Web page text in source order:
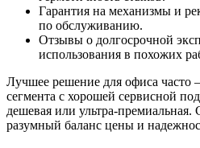
Гарантия на механизмы и
по обслуживанию.
Отзывы о долгосрочной
использования в похожих
Лучшее решение для офиса часто
сегмента с хорошей сервисной
дешевая или ультра-
разумный баланс цены и